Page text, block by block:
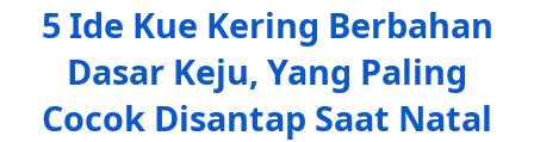
5 Ide Kue Kering Berbahan
Dasar Keju, Yang Paling
Cocok Disantap Saat Natal